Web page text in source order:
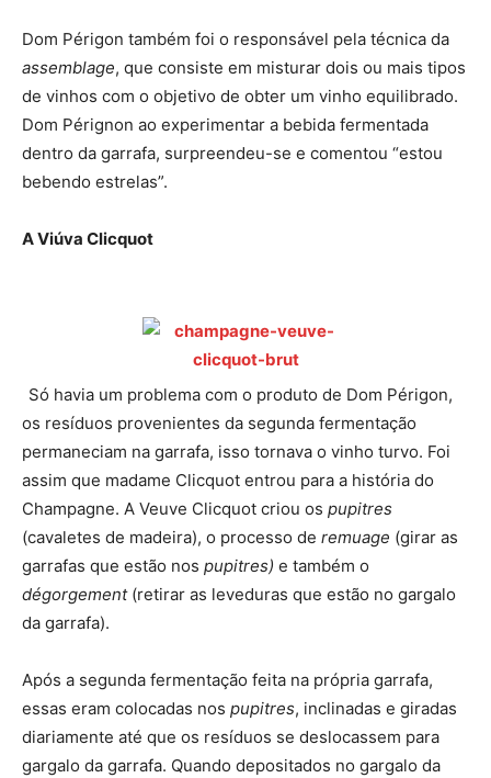
Dom Périgon também foi o responsável pela técnica da
assemblage, que consiste em misturar dois ou mais tipos
de vinhos com o objetivo de obter um vinho equilibrado.
Dom Pérignon ao experimentar a bebida fermentada
dentro da garrafa, surpreendeu-se e comentou “estou
bebendo estrelas”.
A Viúva Clicquot
Só havia um problema com o produto de Dom Périgon,
os resíduos provenientes da segunda fermentação
permaneciam na garrafa, isso tornava o vinho turvo. Foi
assim que madame Clicquot entrou para a história do
Champagne. A Veuve Clicquot criou os pupitres
(cavaletes de madeira), o processo de remuage (girar as
garrafas que estão nos pupitres) e também o
dégorgement(retirar as leveduras que estão no gargalo
da garrafa).
Após a segunda fermentação feita na própria garrafa,
essas eram colocadas nos pupitres, inclinadas e giradas
diariamente até que os resíduos se deslocassem para
gargalo da garrafa. Quando depositados no gargalo da